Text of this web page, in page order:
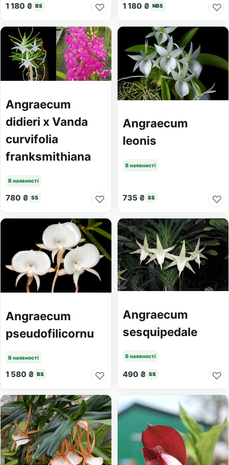
1 180 ₴ BS ♡ 1 180 ₴ NBS ♡
Angraecum
didieri x Vanda
curvifolia
franksmithiana
В наявності
780 ₴ SS ♡
Angraecum
leonis
В наявності
735 ₴ SS ♡
Angraecum
pseudofilicornu
В наявності
1 580 ₴ BS ♡
Angraecum
sesquipedale
В наявності
490 ₴ SS ♡